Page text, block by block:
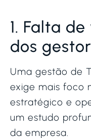
1. Falta
dos
Uma gestão de
exige mais foco
estratégico e
um estudo
da empresa.